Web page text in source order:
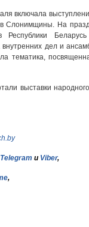
включала
Слонимщины. На
Республики
внутренних дел и
тематика,
выставки
Telegram и Viber,
,